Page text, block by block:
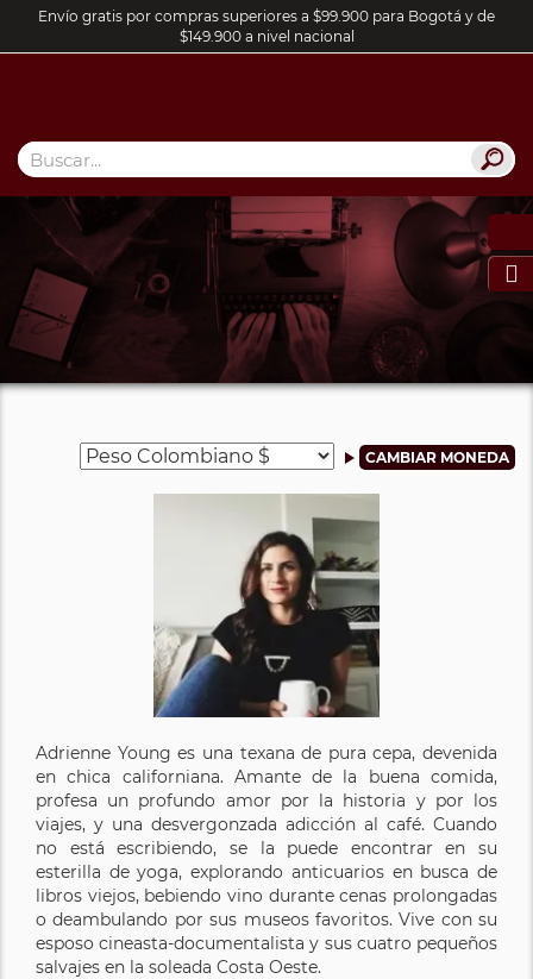
Envío gratis por compras superiores a $99.900 para Bogotá y de
$149.900 a nivel nacional

Adrienne Young es una texana de pura cepa, devenida
en chica californiana. Amante de la buena comida,
profesa un profundo amor por la historia y por los
viajes, y una desvergonzada adicción al café. Cuando
no está escribiendo, se la puede encontrar en su
esterilla de yoga, explorando anticuarios en busca de
libros viejos, bebiendo vino durante cenas prolongadas
o deambulando por sus museos favoritos. Vive con su
esposo cineasta-documentalista y sus cuatro pequeños
salvajes en la soleada Costa Oeste.